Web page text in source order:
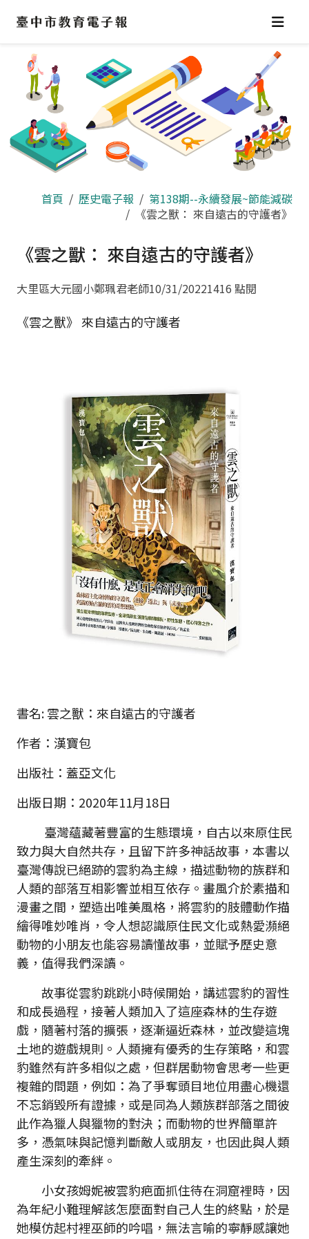
區
首頁 歷史電子報
第138期--永續發展~節能減碳
《雲之獸： 來自遠古的守護者》
《雲之獸： 來自遠古的守護者》
大里區大元國小鄭珮君老師10/31/20221416 點閱
《雲之獸》 來自遠古的守護者
書名: 雲之獸：來自遠古的守護者
作者：漢寶包
出版社：蓋亞文化
出版日期：2020年11月18日
臺灣蘊藏著豐富的生態環境，自古以來原住民
致力與大自然共存，且留下許多神話故事，本書以
臺灣傳說已絕跡的雲豹為主線，描述動物的族群和
人類的部落互相影響並相互依存。畫風介於素描和
漫畫之間，塑造出唯美風格，將雲豹的肢體動作描
繪得唯妙唯肖，令人想認識原住民文化或熱愛瀕絕
動物的小朋友也能容易讀懂故事，並賦予歷史意
義，值得我們深讀。
故事從雲豹跳跳小時候開始，講述雲豹的習性
和成長過程，接著人類加入了這座森林的生存遊
戲，隨著村落的擴張，逐漸逼近森林，並改變這塊
土地的遊戲規則。人類擁有優秀的生存策略，和雲
豹雖然有許多相似之處，但群居動物會思考一些更
複雜的問題，例如：為了爭奪頭目地位用盡心機還
不忘銷毀所有證據，或是同為人類族群部落之間彼
此作為獵人與獵物的對決；而動物的世界簡單許
多，憑氣味與記憶判斷敵人或朋友，也因此與人類
產生深刻的牽絆。
小女孩姆妮被雲豹疤面抓住待在洞窟裡時，因
為年紀小難理解該怎麼面對自己人生的終點，於是
她模仿起村裡巫師的吟唱，無法言喻的寧靜感讓她